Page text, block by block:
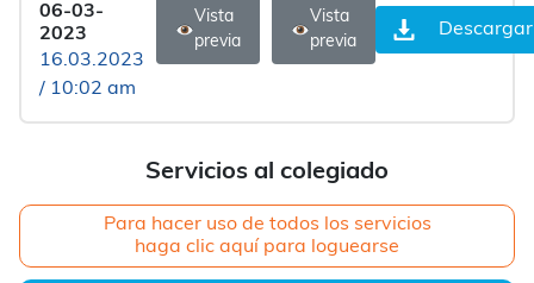
Servicios al colegiado
Para hacer uso de todos los servicios
haga clic aquí para loguearse
06-03-
2023
16.03.2023
/ 10:02 am
Vista
previa
Vista
previa
Descargar